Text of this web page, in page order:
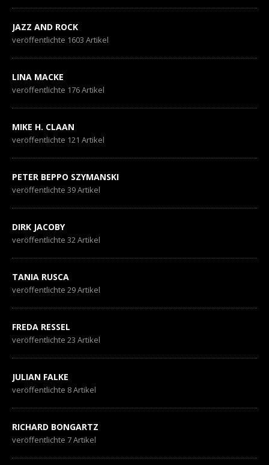
JAZZ AND ROCK
veröffentlichte 1603 Artikel
LINA MACKE
veröffentlichte 176 Artikel
MIKE H. CLAAN
veröffentlichte 121 Artikel
PETER BEPPO SZYMANSKI
veröffentlichte 39 Artikel
DIRK JACOBY
veröffentlichte 32 Artikel
TANIA RUSCA
veröffentlichte 29 Artikel
FREDA RESSEL
veröffentlichte 23 Artikel
JULIAN FALKE
veröffentlichte 8 Artikel
RICHARD BONGARTZ
veröffentlichte 7 Artikel